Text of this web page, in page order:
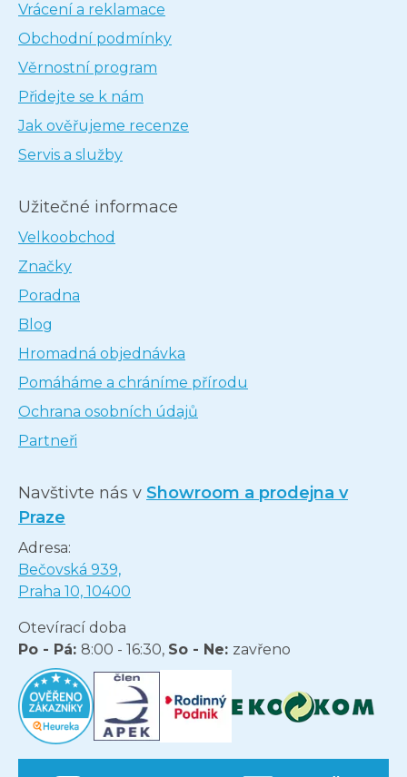
Vrácení a reklamace
Obchodní podmínky
Věrnostní program
Přidejte se k nám
Jak ověřujeme recenze
Servis a služby
Užitečné informace
Velkoobchod
Značky
Poradna
Blog
Hromadná objednávka
Pomáháme a chráníme přírodu
Ochrana osobních údajů
Partneři
Navštivte nás v Showroom a prodejna v
Praze
Adresa:
Bečovská 939,
Praha 10, 10400
Otevírací doba
Po - Pá: 8:00 - 16:30, So - Ne: zavřeno